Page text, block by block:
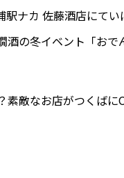
駅ナカ 佐藤酒店にて
の冬イベント「おで
素敵なお店がつくばに